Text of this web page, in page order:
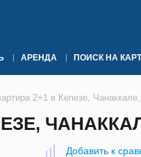
АРЕНДА ПОИСК НА
2+1 в Кепезе,
Добавить к